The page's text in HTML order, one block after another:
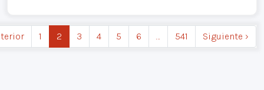
1 2 3 4 5 6 … 541 Siguiente ›